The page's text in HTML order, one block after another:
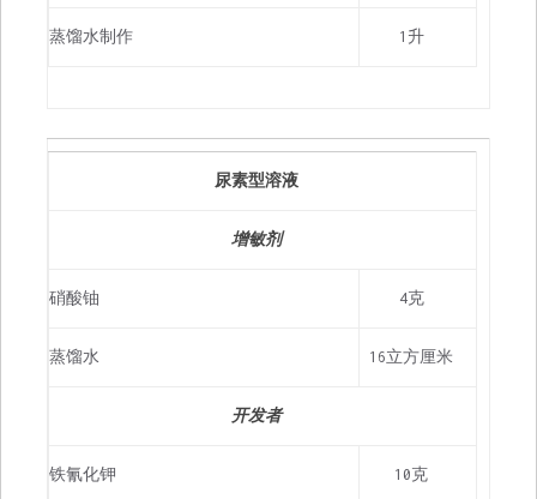
蒸馏水制作 1升
尿素型溶液
增敏剂
硝酸铀 4克
蒸馏水 16立方厘米
开发者
铁氰化钾 10克